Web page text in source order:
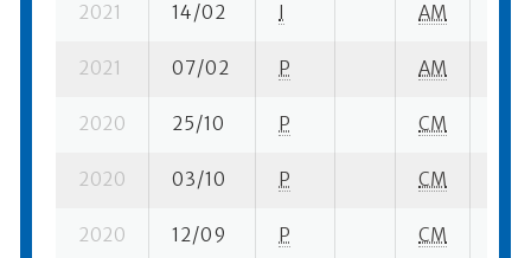
2021 14/02 I AM
2021 07/02 P AM
2020 25/10 P CM
2020 03/10 P CM
2020 12/09 P CM